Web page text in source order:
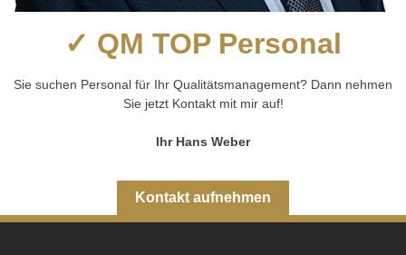
✓ QM TOP Personal
Sie suchen Personal für Ihr Qualitätsmanagement? Dann nehmen
Sie jetzt Kontakt mit mir auf!
Ihr Hans Weber
Kontakt aufnehmen